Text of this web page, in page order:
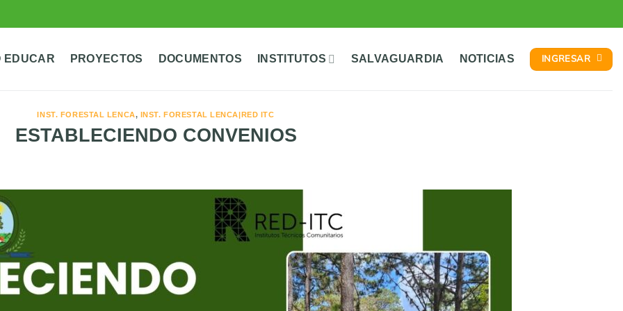
EDUCAR PROYECTOS DOCUMENTOS INSTITUTOS SALVAGUARDIA NOTICIAS INGRESAR
INST. FORESTAL LENCA, INST. FORESTAL LENCA|RED ITC
ESTABLECIENDO CONVENIOS